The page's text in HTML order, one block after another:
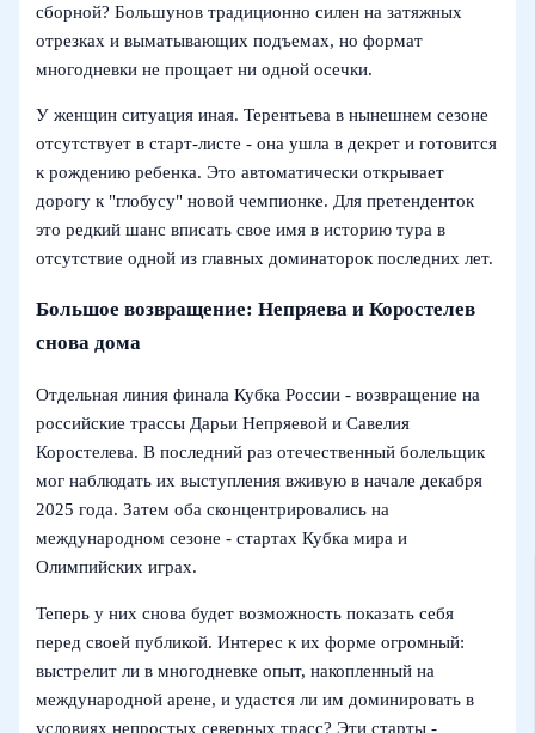
сборной? Большунов традиционно силен на затяжных
отрезках и выматывающих подъемах, но формат
многодневки не прощает ни одной осечки.
У женщин ситуация иная. Терентьева в нынешнем сезоне
отсутствует в старт-листе - она ушла в декрет и готовится
к рождению ребенка. Это автоматически открывает
дорогу к "глобусу" новой чемпионке. Для претенденток
это редкий шанс вписать свое имя в историю тура в
отсутствие одной из главных доминаторок последних лет.
Большое возвращение: Непряева и Коростелев
снова дома
Отдельная линия финала Кубка России - возвращение на
российские трассы Дарьи Непряевой и Савелия
Коростелева. В последний раз отечественный болельщик
мог наблюдать их выступления вживую в начале декабря
2025 года. Затем оба сконцентрировались на
международном сезоне - стартах Кубка мира и
Олимпийских играх.
Теперь у них снова будет возможность показать себя
перед своей публикой. Интерес к их форме огромный:
выстрелит ли в многодневке опыт, накопленный на
международной арене, и удастся ли им доминировать в
условиях непростых северных трасс? Эти старты -